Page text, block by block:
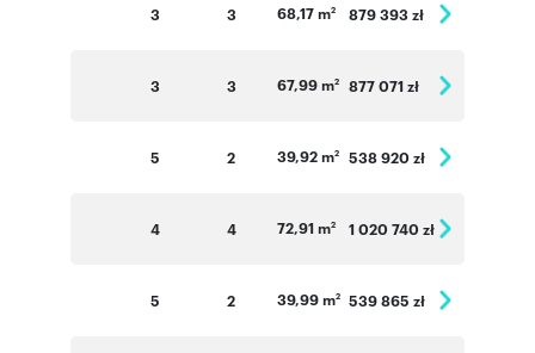
3 3 68,17 m2 879 393 zł
3 3 67,99 m2 877 071 zł
5 2 39,92 m2 538 920 zł
4 4 72,91 m2 1 020 740 zł
5 2 39,99 m2 539 865 zł